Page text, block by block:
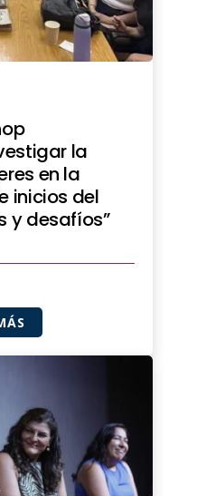
la
en la
inicios del
y desafíos”